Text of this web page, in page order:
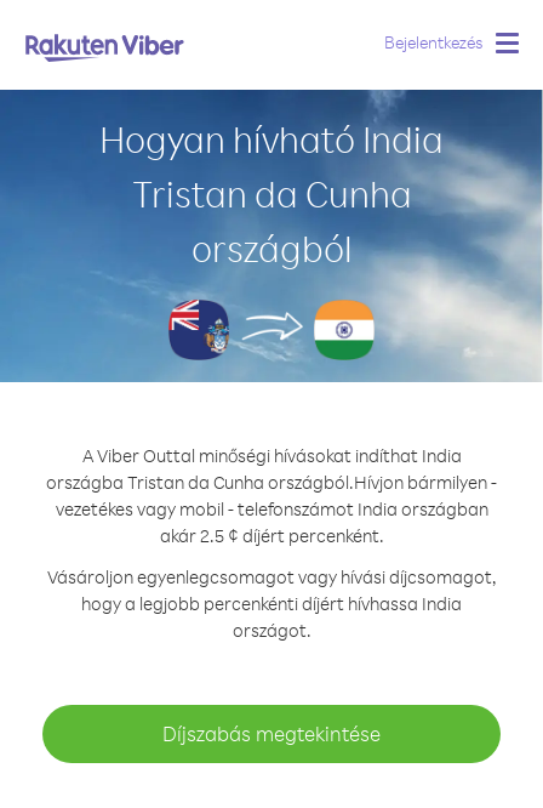
Bejelentkezés
Hogyan hívható India
Tristan da Cunha
országból
A Viber Outtal minőségi hívásokat indíthat India
országba Tristan da Cunha országból.Hívjon bármilyen -
vezetékes vagy mobil - telefonszámot India országban
akár 2.5 ¢ díjért percenként.
Vásároljon egyenlegcsomagot vagy hívási díjcsomagot,
hogy a legjobb percenkénti díjért hívhassa India
országot.
Díjszabás megtekintése